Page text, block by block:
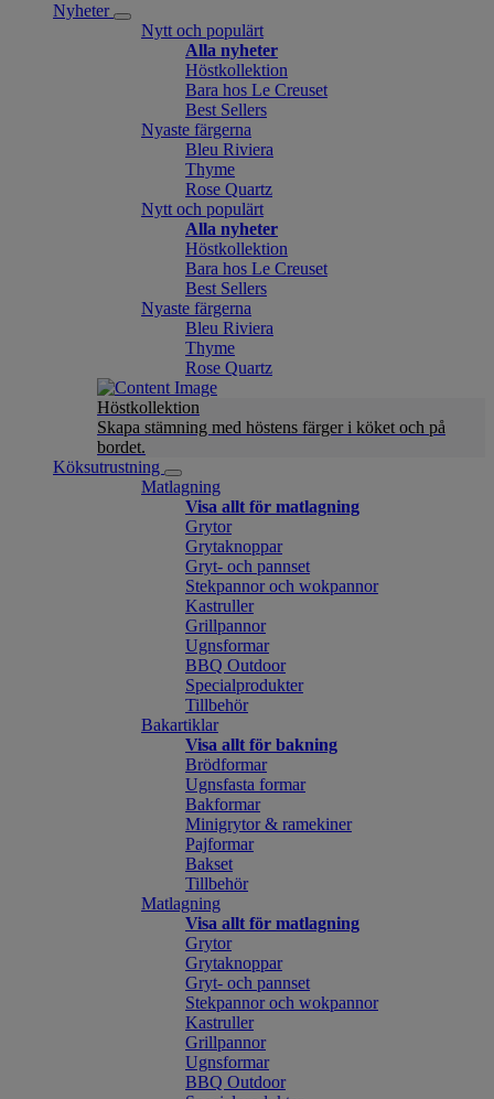
Nyheter
Nytt och populärt
Alla nyheter
Höstkollektion
Bara hos Le Creuset
Best Sellers
Nyaste färgerna
Bleu Riviera
Thyme
Rose Quartz
Nytt och populärt
Alla nyheter
Höstkollektion
Bara hos Le Creuset
Best Sellers
Nyaste färgerna
Bleu Riviera
Thyme
Rose Quartz
Höstkollektion
Skapa stämning med höstens färger i köket och på
bordet.
Köksutrustning
Matlagning
Visa allt för matlagning
Grytor
Grytaknoppar
Gryt- och pannset
Stekpannor och wokpannor
Kastruller
Grillpannor
Ugnsformar
BBQ Outdoor
Specialprodukter
Tillbehör
Bakartiklar
Visa allt för bakning
Brödformar
Ugnsfasta formar
Bakformar
Minigrytor & ramekiner
Pajformar
Bakset
Tillbehör
Matlagning
Visa allt för matlagning
Grytor
Grytaknoppar
Gryt- och pannset
Stekpannor och wokpannor
Kastruller
Grillpannor
Ugnsformar
BBQ Outdoor